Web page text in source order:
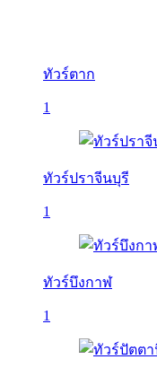
ทัวร์ตาก
1
ทัวร์ปราจีนบุรี
1
ทัวร์บึงกาฬ
1